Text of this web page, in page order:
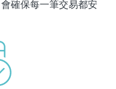
確保每一筆交易都安